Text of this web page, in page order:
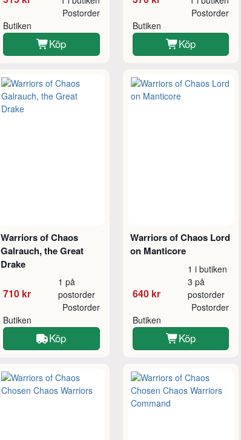
Butiken
Postorder
Köp
Butiken
Postorder
Köp
Warriors of Chaos
Galrauch, the Great
Drake
710 kr
1 på
postorder
Butiken
Postorder
Köp
Warriors of Chaos Lord
on Manticore
640 kr
1 i butiken
3 på
postorder
Butiken
Postorder
Köp